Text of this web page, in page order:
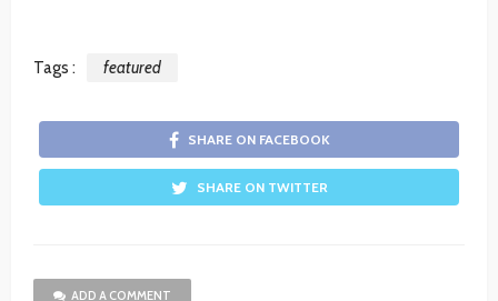
Tags : featured
SHARE ON FACEBOOK
SHARE ON TWITTER
ADD A COMMENT